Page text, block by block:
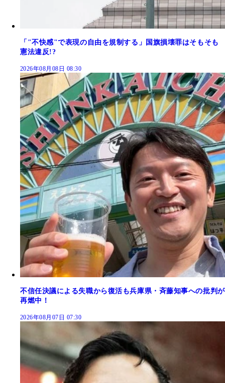
「"不快感"で表現の自由を規制する」国旗損壊罪はそもそも
憲法違反!?
2026年08月08日 08:30
不信任決議による失職から復活も兵庫県・斉藤知事への批判が
再燃中！
2026年08月07日 07:30